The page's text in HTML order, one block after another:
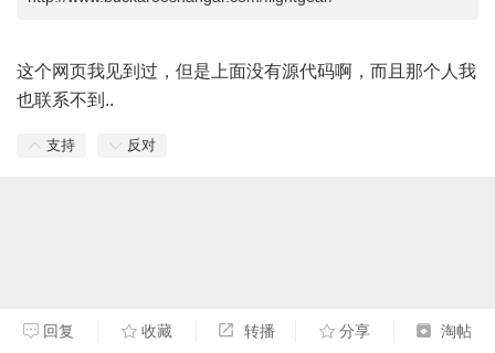
这个网页我见到过，但是上面没有源代码啊，而且那个人我
也联系不到..
支持 反对
回复 收藏 转播 分享 淘帖